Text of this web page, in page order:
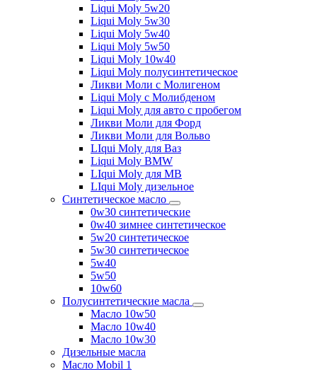
Liqui Moly 5w20
Liqui Moly 5w30
Liqui Moly 5w40
Liqui Moly 5w50
Liqui Moly 10w40
Liqui Moly полусинтетическое
Ликви Моли с Молигеном
Liqui Moly с Молибденом
Liqui Moly для авто с пробегом
Ликви Моли для Форд
Ликви Моли для Вольво
LIqui Moly для Ваз
Liqui Moly BMW
LIqui Moly для MB
LIqui Moly дизельное
Синтетическое масло
0w30 синтетические
0w40 зимнее синтетическое
5w20 синтетическое
5w30 синтетическое
5w40
5w50
10w60
Полусинтетические масла
Масло 10w50
Масло 10w40
Масло 10w30
Дизельные масла
Масло Mobil 1